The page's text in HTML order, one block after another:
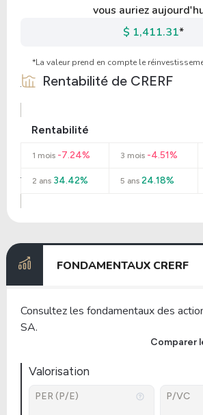
vous auriez
$ 1,411.31*
*La valeur prend en compte le
Rentabilité de CRERF
Rentabilité
1 mois -7.24% 3 mois -4.51%
2 ans 34.42% 5 ans 24.18%
FONDAMENTAUX CRERF
Consultez les fondamentaux des
SA.
Comparer
Valorisation
PER (P/E) P/VC